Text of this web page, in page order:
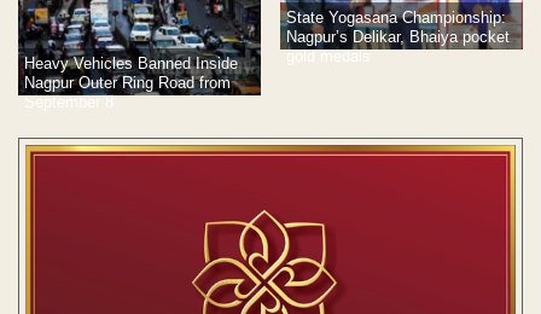
Heavy Vehicles Banned Inside
Nagpur Outer Ring Road from
September 8
State Yogasana Championship:
Nagpur’s Delikar, Bhaiya pocket
gold medals